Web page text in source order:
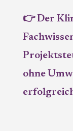
👉 Der
ohne